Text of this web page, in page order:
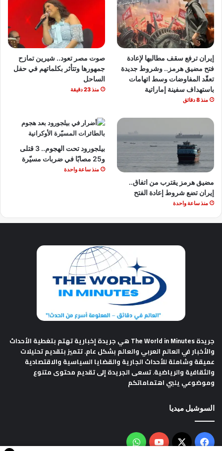
إيران ترفع سقف مطالبها لإعادة
فتح مضيق هرمز.. وشروط جديدة
تعقّد المفاوضات وسط اتهامات
باستهداف سفينة إماراتية
منذ 8 دقائق
صوت مصر تعود.. شيرين تمازح
جمهورها وتتأثر بكلماتهم في حفل
الساحل
منذ 23 دقيقة
مضيق هرمز يقترب من اتفاق..
إيران تضع شروط إعادة الفتح
منذ ساعة واحدة
بيلجورود تحت الهجوم.. 3 قتلى
و25 مصابًا في ضربات مسيّرة
منذ ساعة واحدة
جريدة The World in Minutes
هي جريدة إخبارية تهتم بتغطية الأحداث
والأخبار في العالم العربي والعالم بشكل عام. تتميز بتقديم تحليلات
عميقة وشاملة للأحداث الجارية والقضايا السياسية والاقتصادية
والثقافية والرياضية. تسعى الجريدة إلى تقديم محتوى متنوع
وموضوعي يلبي اهتماماتكم
السوشيل ميديا
فيسبوك
‫X
‫YouTubeواتساب